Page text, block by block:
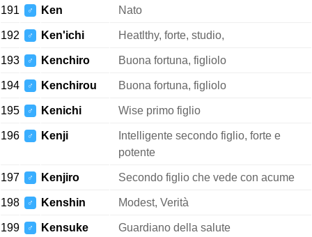
191 ♂ Ken Nato
192 ♂ Ken'ichi Heatlthy, forte, studio,
193 ♂ Kenchiro Buona fortuna, figliolo
194 ♂ Kenchirou Buona fortuna, figliolo
195 ♂ Kenichi Wise primo figlio
196 ♂ Kenji
Intelligente secondo figlio, forte e
potente
197 ♂ Kenjiro Secondo figlio che vede con acume
198 ♂ Kenshin Modest, Verità
199 ♂ Kensuke Guardiano della salute